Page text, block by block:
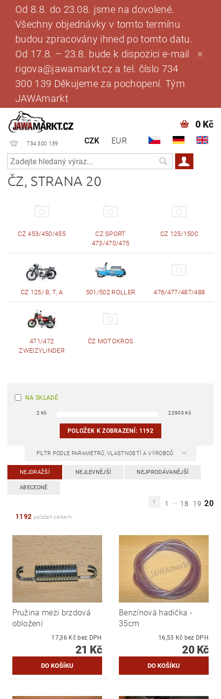
Od 8.8. do 23.08. jsme na dovolené.
Všechny objednávky v tomto termínu
budou zpracovány ihned po tomto datu.
Od 17.8. – 23.8. bude k dispozici e-mail
rigova@jawamarkt.cz a tel. číslo 734
300 139 Děkujeme za pochopení. Tým
JAWAmarkt
734 300 139 CZK EUR
0 Kč
ČZ, STRANA 20
CZ 453/450/455
CZ SPORT
473/470/475
CZ 125/150C
CZ 125/ B, T, A 501/502 ROLLER 476/477/487/488
471/472
ZWEIZYLINDER
ČZ MOTOKROS
NA SKLADĚ
2 Kč 22900 Kč
POLOŽEK K ZOBRAZENÍ: 1192
FILTR PODLE PARAMETRŮ, VLASTNOSTÍ A VÝROBCŮ
NEJDRAŽŠÍ NEJLEVNĚJŠÍ NEJPRODÁVANĚJŠÍ
ABECEDNĚ
1 ... 18 19 20
1192 položek celkem
Pružina mezi brzdová
obložení
17,36 Kč bez DPH
21 Kč
Benzínová hadička -
35cm
16,53 Kč bez DPH
20 Kč